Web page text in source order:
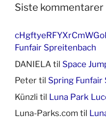
Siste kommentarer
Funfair Spreitenbach
DANIELA til Space
Peter til Spring Funfair
Künzli til Luna Park
Luna-Parks.com til